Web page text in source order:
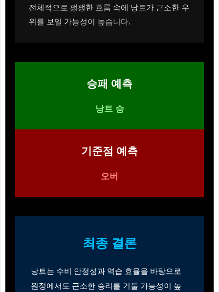
전체적으로 팽팽한 흐름 속에 낭트가 근소한 우
위를 보일 가능성이 높습니다.
승패 예측
낭트 승
기준점 예측
오버
최종 결론
낭트는 수비 안정성과 역습 효율을 바탕으로
원정에서도 근소한 승리를 거둘 가능성이 높